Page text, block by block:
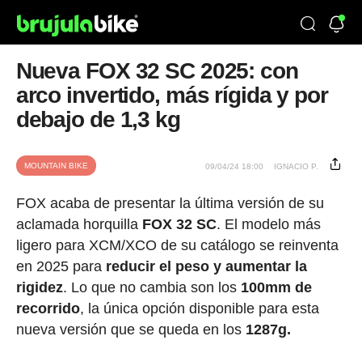
Nueva FOX 32 SC 2025: con
arco invertido, más rígida y por
debajo de 1,3 kg
MOUNTAIN BIKE 09/04/24 18:00 IGNACIO P.
FOX acaba de presentar la última versión de su
aclamada horquilla FOX 32 SC. El modelo más
ligero para XCM/XCO de su catálogo se reinventa
en 2025 para reducir el peso y aumentar la
rigidez. Lo que no cambia son los 100mm de
recorrido, la única opción disponible para esta
nueva versión que se queda en los 1287g.